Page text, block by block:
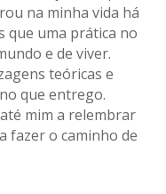
na minha vida há
que uma prática no
e de viver.
teóricas e
que entrego.
mim a relembrar
fazer o caminho de